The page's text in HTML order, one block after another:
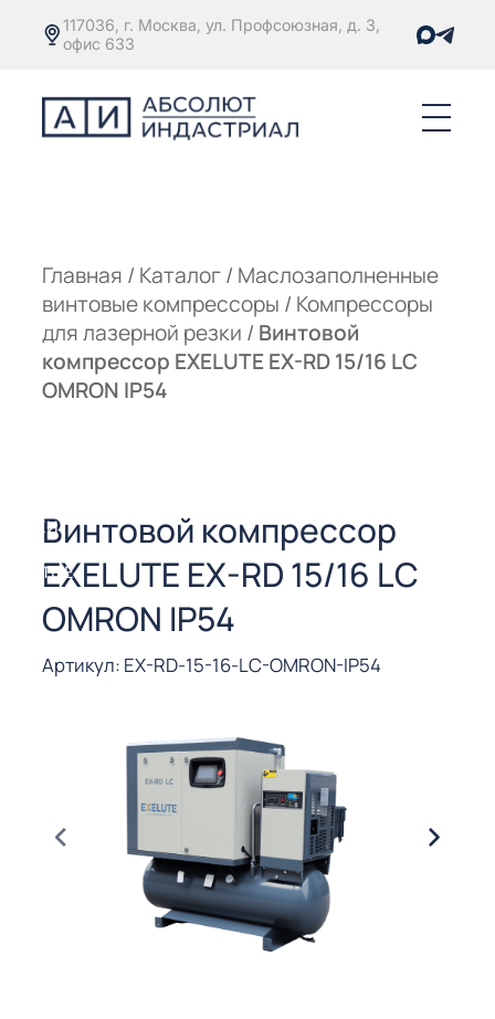
117036, г. Москва, ул. Профсоюзная, д. 3,
офис 633
Главная / Каталог/ Маслозаполненные
винтовые компрессоры / Компрессоры
для лазерной резки / Винтовой
компрессор EXELUTE EX-RD 15/16 LC
OMRON IP54
Винтовой компрессор
EXELUTE EX-RD 15/16 LC
OMRON IP54
Артикул: EX-RD-15-16-LC-OMRON-IP54
РЕЗКИ